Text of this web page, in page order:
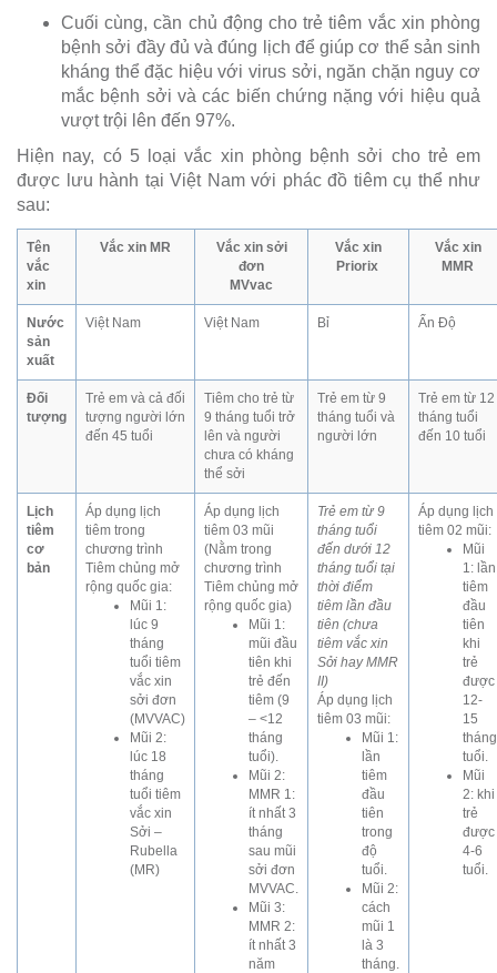
Cuối cùng, cần chủ động cho trẻ tiêm vắc xin phòng
bệnh sởi đầy đủ và đúng lịch để giúp cơ thể sản sinh
kháng thể đặc hiệu với virus sởi, ngăn chặn nguy cơ
mắc bệnh sởi và các biến chứng nặng với hiệu quả
vượt trội lên đến 97%.
Hiện nay, có 5 loại vắc xin phòng bệnh sởi cho trẻ em
được lưu hành tại Việt Nam với phác đồ tiêm cụ thể như
sau:
Tên
vắc
xin
Vắc xin MR
Vắc xin sởi
đơn
MVvac
Vắc xin
Priorix
Vắc xin
MMR
Nước
sản
xuất
Việt Nam Việt Nam Bỉ Ấn Độ
Đối
tượng
Trẻ em và cả đối
tượng người lớn
đến 45 tuổi
Tiêm cho trẻ từ
9 tháng tuổi trở
lên và người
chưa có kháng
thể sởi
Trẻ em từ 9
tháng tuổi và
người lớn
Trẻ em từ 12
tháng tuổi
đến 10 tuổi
Lịch
tiêm
cơ
bản
Áp dụng lịch
tiêm trong
chương trình
Tiêm chủng mở
rộng quốc gia:
Mũi 1:
lúc 9
tháng
tuổi tiêm
vắc xin
sởi đơn
(MVVAC)
Mũi 2:
lúc 18
tháng
tuổi tiêm
vắc xin
Sởi –
Rubella
(MR)
Áp dụng lịch
tiêm 03 mũi
(Nằm trong
chương trình
Tiêm chủng mở
rộng quốc gia)
Mũi 1:
mũi đầu
tiên khi
trẻ đến
tiêm (9
– <12
tháng
tuổi).
Mũi 2:
MMR 1:
ít nhất 3
tháng
sau mũi
sởi đơn
MVVAC.
Mũi 3:
MMR 2:
ít nhất 3
năm
Trẻ em từ 9
tháng tuổi
đến dưới 12
tháng tuổi tại
thời điểm
tiêm lần đầu
tiên (chưa
tiêm vắc xin
Sởi hay MMR
II)
Áp dụng lịch
tiêm 03 mũi:
Mũi 1:
lần
tiêm
đầu
tiên
trong
độ
tuổi.
Mũi 2:
cách
mũi 1
là 3
tháng.
Áp dụng lịch
tiêm 02 mũi:
Mũi
1: lần
tiêm
đầu
tiên
khi
trẻ
được
12-
15
tháng
tuổi.
Mũi
2: khi
trẻ
được
4-6
tuổi.